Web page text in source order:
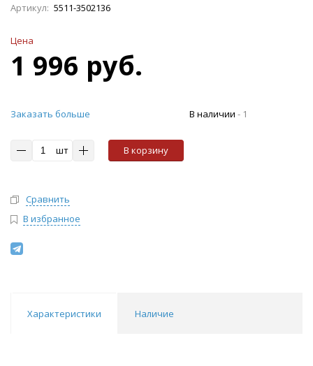
Артикул: 5511-3502136
Цена
1 996 руб.
Заказать больше
шт В корзину
В наличии - 1
Сравнить
В избранное
Характеристики Наличие